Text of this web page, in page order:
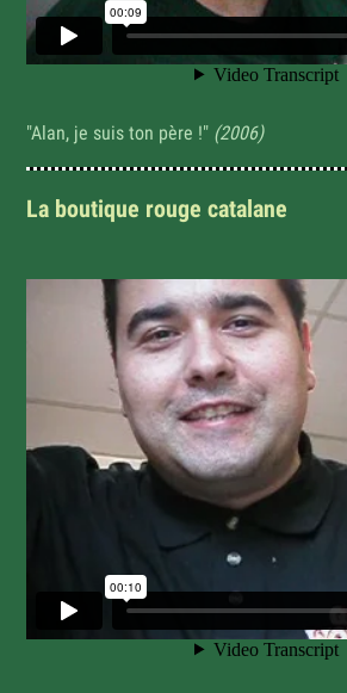
"Alan, je suis ton père !" (2006)
La boutique rouge catalane